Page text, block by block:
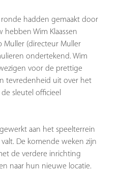
hadden gemaakt door
Wim Klaassen
Muller (directeur Muller
ondertekend. Wim
voor de prettige
tevredenheid uit over het
sleutel officieel
aan het speelterrein
De komende weken zijn
de verdere inrichting
naar hun nieuwe locatie.